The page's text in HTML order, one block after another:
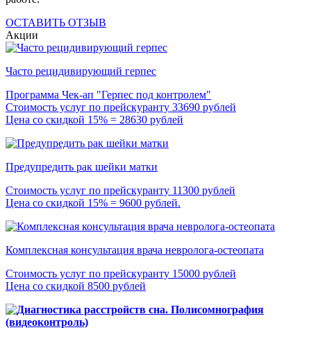
ОСТАВИТЬ ОТЗЫВ
Акции
Часто рецидивирующий герпес
Программа Чек-ап "Герпес под контролем"
Стоимость услуг по прейскуранту 33690 рублей
Цена со скидкой 15% = 28630 рублей
Предупредить рак шейки матки
Стоимость услуг по прейскуранту 11300 рублей
Цена со скидкой 15% = 9600 рублей.
Комплексная консультация врача невролога-остеопата
Стоимость услуг по прейскуранту 15000 рублей
Цена со скидкой 8500 рублей